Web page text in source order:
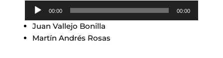
Reproductor
audio
00:00 00:00
Juan Vallejo Bonilla
Martín Andrés Rosas